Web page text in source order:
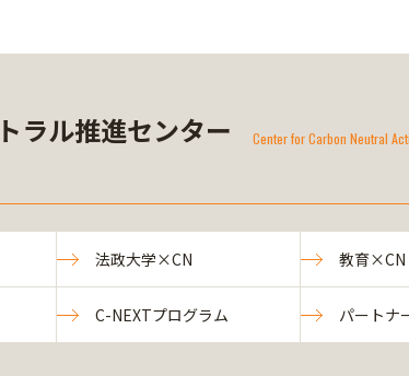
ラル推進センター Center for Carbon Neutral
法政大学×CN 教育×CN
C-NEXTプログラム パートナ